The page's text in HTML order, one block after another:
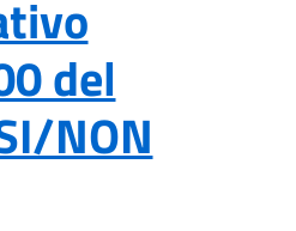
del
NON